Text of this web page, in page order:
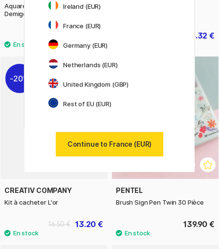
Aquarelle Boite Bijou 16
Demigodets
5.32 €
20%
CREATIV COMPANY
Kit à cacheter L'or
13.20 €
16.50 €
PENTEL
Brush Sign Pen Twin 30 Pièce
139.90 €
Ireland (EUR)
France (EUR)
Germany (EUR)
Netherlands (EUR)
United Kingdom (GBP)
Rest of EU (EUR)
Continue to France (EUR)